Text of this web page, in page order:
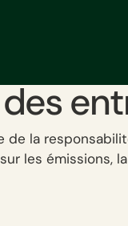
de la
les émissions,